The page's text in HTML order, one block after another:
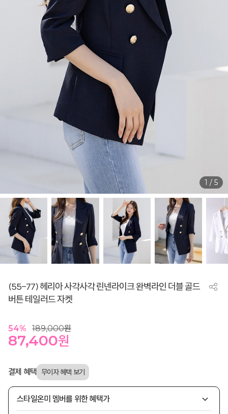
1 / 5
(55-77) 헤리아 사각사각 린넨라이크 완벽라인 더블 골드
버튼 테일러드 자켓
54% 189,000원
87,400원
결제 혜택
스타일온미 멤버를 위한 혜택가